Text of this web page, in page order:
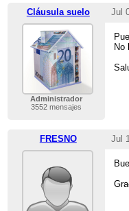
Cláusula suelo Jul
Administrador
3552 mensajes
No
FRESNO Jul